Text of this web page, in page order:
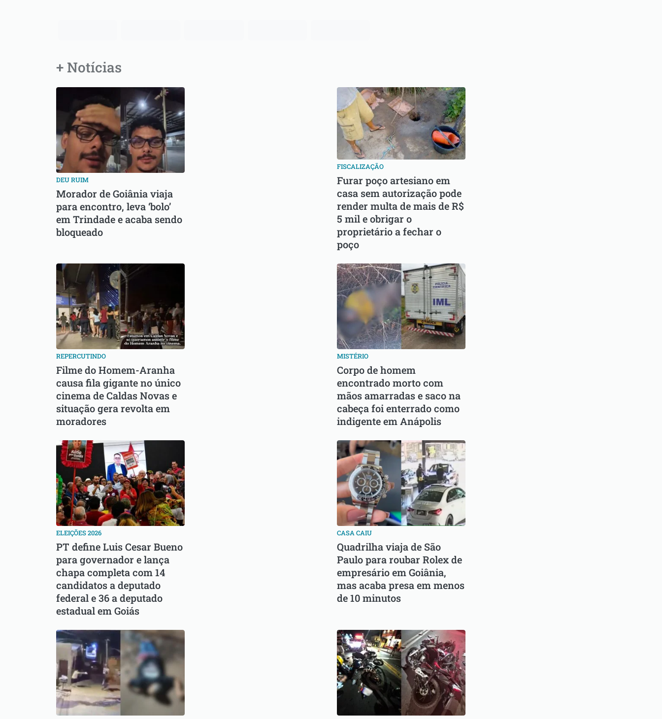
+ Notícias
DEU RUIM
Morador de Goiânia viaja
para encontro, leva ‘bolo’
em Trindade e acaba sendo
bloqueado
FISCALIZAÇÃO
Furar poço artesiano em
casa sem autorização pode
render multa de mais de R$
5 mil e obrigar o
proprietário a fechar o
poço
REPERCUTINDO
Filme do Homem-Aranha
causa fila gigante no único
cinema de Caldas Novas e
situação gera revolta em
moradores
MISTÉRIO
Corpo de homem
encontrado morto com
mãos amarradas e saco na
cabeça foi enterrado como
indigente em Anápolis
ELEIÇÕES 2026
PT define Luis Cesar Bueno
para governador e lança
chapa completa com 14
candidatos a deputado
federal e 36 a deputado
estadual em Goiás
CASA CAIU
Quadrilha viaja de São
Paulo para roubar Rolex de
empresário em Goiânia,
mas acaba presa em menos
de 10 minutos